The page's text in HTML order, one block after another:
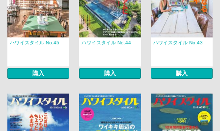
ハワイスタイル No.45
購入
ハワイスタイル No.44
購入
ハワイスタイル No.43
購入